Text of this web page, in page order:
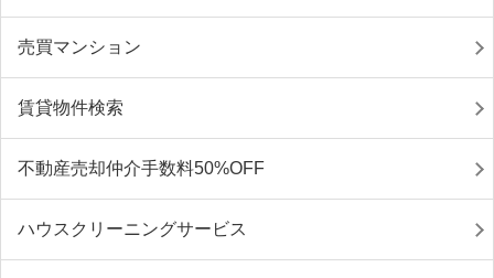
売買マンション
賃貸物件検索
不動産売却仲介手数料50%OFF
ハウスクリーニングサービス